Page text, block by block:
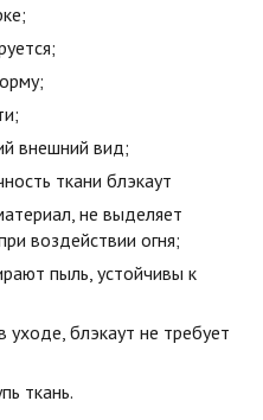
внешний вид;
ткани блэкаут
не выделяет
воздействии огня;
пыль, устойчивы к
блэкаут не требует
ткань.